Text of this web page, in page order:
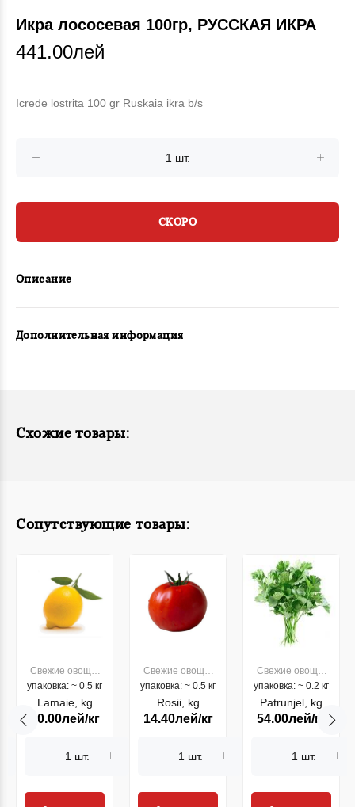
Икра лососевая 100гр, РУССКАЯ ИКРА
441.00лей
Icrede lostrita 100 gr Ruskaia ikra b/s
СКОРО
Описание
Дополнительная информация
Схожие товары:
Сопутствующие товары:
Свежие овощи,
фрукты
упаковка: ~ 0.5 кг
Lamaie, kg
60.00лей/кг
Свежие овощи,
фрукты
упаковка: ~ 0.5 кг
Rosii, kg
14.40лей/кг
Свежие овощи,
фрукты
упаковка: ~ 0.2 кг
Patrunjel, kg
54.00лей/кг